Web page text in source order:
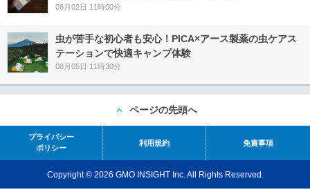
08月02日 11時00分
虫が苦手な初心者も安心！PICA×アース製薬の虫ケアス
テーションで快適キャンプ体験
08月05日 11時30分
ページの先頭へ
プライバシー
ポリシー
利用規約 免責事項
Copyright © 2026 GMO INSIGHT Inc. All Rights Reserved.